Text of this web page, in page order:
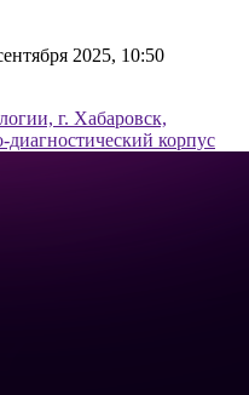
2025, 10:50
г. Хабаровск,
корпус